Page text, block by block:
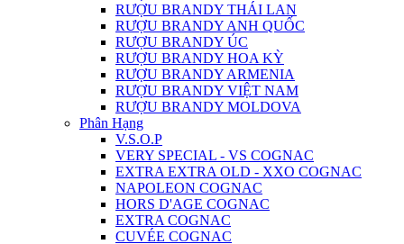
RƯỢU BRANDY THÁI LAN
RƯỢU BRANDY ANH QUỐC
RƯỢU BRANDY ÚC
RƯỢU BRANDY HOA KỲ
RƯỢU BRANDY ARMENIA
RƯỢU BRANDY VIỆT NAM
RƯỢU BRANDY MOLDOVA
Phân Hạng
V.S.O.P
VERY SPECIAL - VS COGNAC
EXTRA EXTRA OLD - XXO COGNAC
NAPOLEON COGNAC
HORS D'AGE COGNAC
EXTRA COGNAC
CUVÉE COGNAC